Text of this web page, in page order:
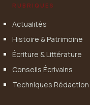
RUBRIQUES
Actualités
Histoire & Patrimoine
Écriture & Littérature
Conseils Écrivains
Techniques Rédaction